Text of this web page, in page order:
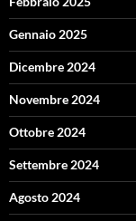
Gennaio 2025
Dicembre 2024
Novembre 2024
Ottobre 2024
Settembre 2024
Agosto 2024